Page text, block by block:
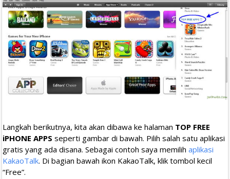
Langkah berikutnya, kita akan dibawa ke halaman TOP FREE
iPHONE APPS seperti gambar di bawah. Pilih salah satu aplikasi
gratis yang ada disana. Sebagai contoh saya memilih aplikasi
KakaoTalk. Di bagian bawah ikon KakaoTalk, klik tombol kecil
“Free”.